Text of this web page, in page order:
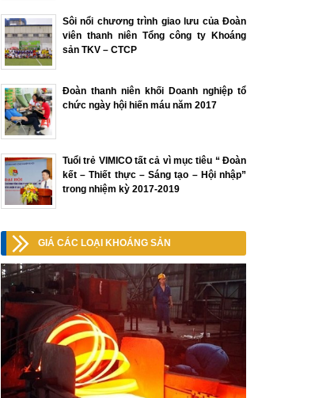
Sôi nổi chương trình giao lưu của Đoàn
viên thanh niên Tổng công ty Khoáng
sản TKV – CTCP
Đoàn thanh niên khối Doanh nghiệp tổ
chức ngày hội hiến máu năm 2017
Tuổi trẻ VIMICO tất cả vì mục tiêu “ Đoàn
kết – Thiết thực – Sáng tạo – Hội nhập”
trong nhiệm kỳ 2017-2019
GIÁ CÁC LOẠI KHOÁNG SẢN